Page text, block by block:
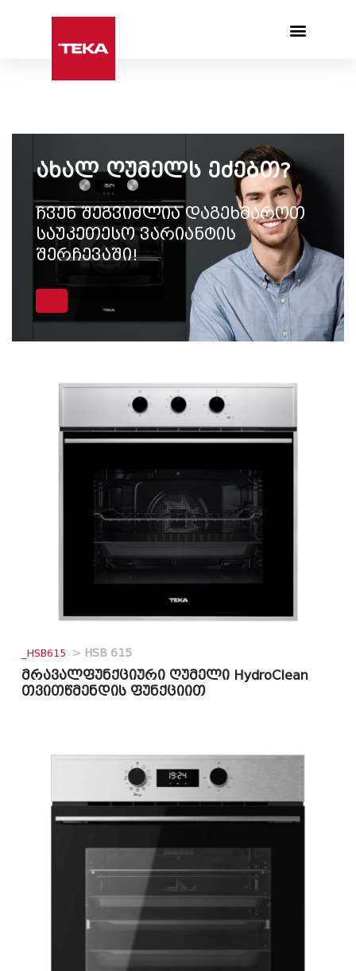
ახალ ღუმელს ეძებთ?
ჩვენ შეგვიძლია დაგეხმაროთ
საუკეთესო ვარიანტის
შერჩევაში!
_HSB615 > HSB 615
მრავალფუნქციური ღუმელი HydroClean
თვითწმენდის ფუნქციით